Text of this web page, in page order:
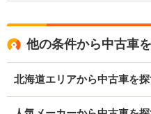
他の条件から中古車
北海道エリアから中古車を